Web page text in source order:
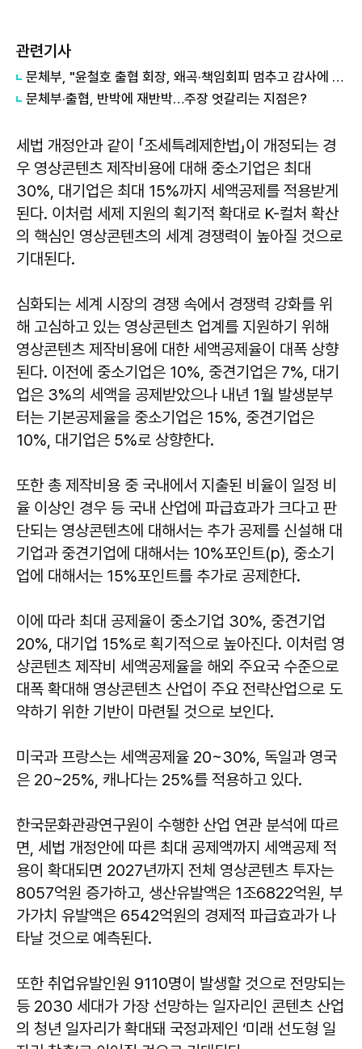
관련기사
문체부, "윤철호 출협 회장, 왜곡·책임회피 멈추고 감사에 협조해야" 재반박
문체부·출협, 반박에 재반박…주장 엇갈리는 지점은?
세법 개정안과 같이 「조세특례제한법」이 개정되는 경
우 영상콘텐츠 제작비용에 대해 중소기업은 최대
30%, 대기업은 최대 15%까지 세액공제를 적용받게
된다. 이처럼 세제 지원의 획기적 확대로 K-컬처 확산
의 핵심인 영상콘텐츠의 세계 경쟁력이 높아질 것으로
기대된다.
심화되는 세계 시장의 경쟁 속에서 경쟁력 강화를 위
해 고심하고 있는 영상콘텐츠 업계를 지원하기 위해
영상콘텐츠 제작비용에 대한 세액공제율이 대폭 상향
된다. 이전에 중소기업은 10%, 중견기업은 7%, 대기
업은 3%의 세액을 공제받았으나 내년 1월 발생분부
터는 기본공제율을 중소기업은 15%, 중견기업은
10%, 대기업은 5%로 상향한다.
또한 총 제작비용 중 국내에서 지출된 비율이 일정 비
율 이상인 경우 등 국내 산업에 파급효과가 크다고 판
단되는 영상콘텐츠에 대해서는 추가 공제를 신설해 대
기업과 중견기업에 대해서는 10%포인트(p), 중소기
업에 대해서는 15%포인트를 추가로 공제한다.
이에 따라 최대 공제율이 중소기업 30%, 중견기업
20%, 대기업 15%로 획기적으로 높아진다. 이처럼 영
상콘텐츠 제작비 세액공제율을 해외 주요국 수준으로
대폭 확대해 영상콘텐츠 산업이 주요 전략산업으로 도
약하기 위한 기반이 마련될 것으로 보인다.
미국과 프랑스는 세액공제율 20~30%, 독일과 영국
은 20~25%, 캐나다는 25%를 적용하고 있다.
한국문화관광연구원이 수행한 산업 연관 분석에 따르
면, 세법 개정안에 따른 최대 공제액까지 세액공제 적
용이 확대되면 2027년까지 전체 영상콘텐츠 투자는
8057억원 증가하고, 생산유발액은 1조6822억원, 부
가가치 유발액은 6542억원의 경제적 파급효과가 나
타날 것으로 예측된다.
또한 취업유발인원 9110명이 발생할 것으로 전망되는
등 2030 세대가 가장 선망하는 일자리인 콘텐츠 산업
의 청년 일자리가 확대돼 국정과제인 ‘미래 선도형 일